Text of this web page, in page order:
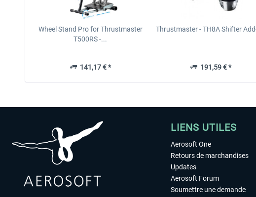
Wheel Stand Pro for Thrustmaster
T500RS -...
141,17 € *
Thrustmaster - TH8A Shifter
191,59 € *
LIENS UTILES
Aerosoft One
Retours de marchandises
Updates
Aerosoft Forum
Soumettre une demande